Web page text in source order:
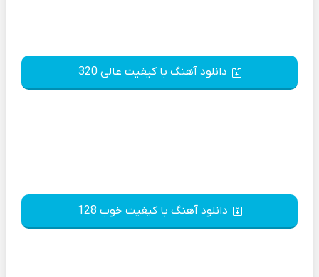
دانلود آهنگ با کیفیت عالی 320
دانلود آهنگ با کیفیت خوب 128